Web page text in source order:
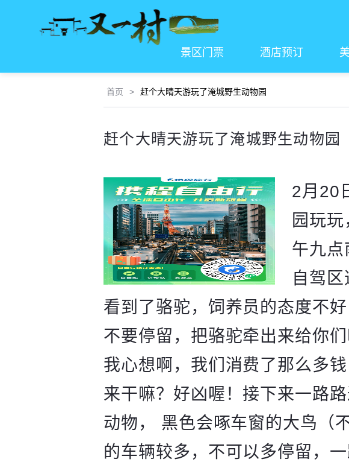
景区门票 酒店预订
首页 > 赶个大晴天游玩了淹城野生动物园
赶个大晴天游玩了淹城野生动物园
2月20
园玩
午九点
自驾
看到了骆驼，饲养员的态度不
不要停留，把骆驼牵出来给你
我心想啊，我们消费了那么多
来干嘛？好凶喔！接下来一路
动物， 黑色会啄车窗的大鸟（
的车辆较多，不可以多停留，